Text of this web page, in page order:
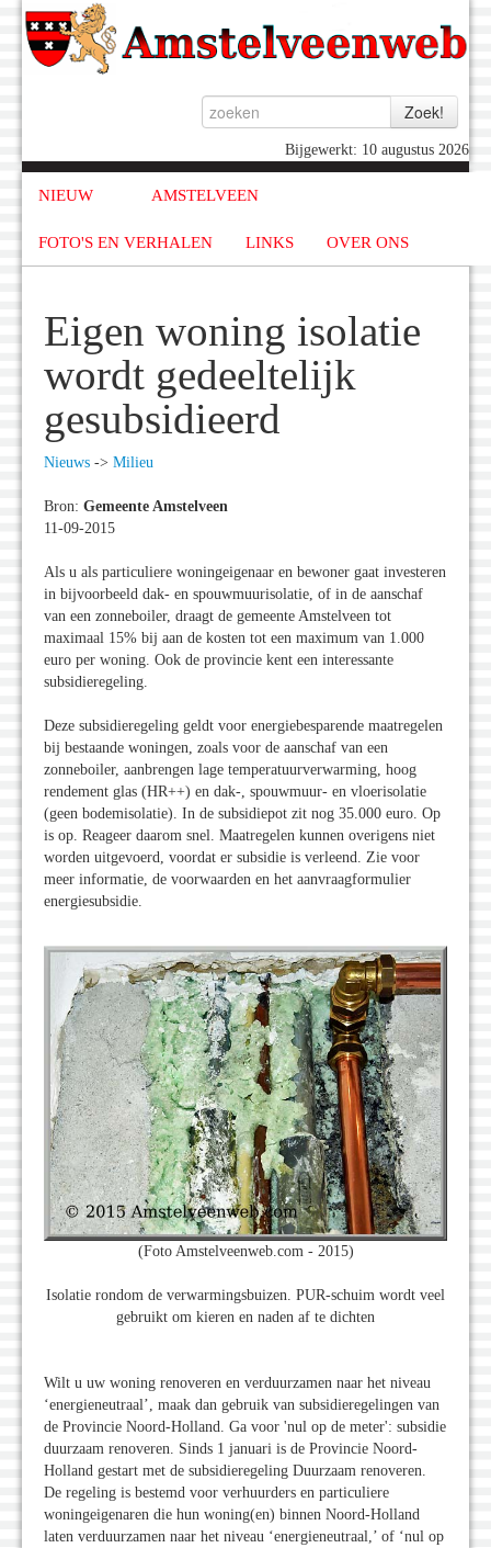
Bijgewerkt: 10 augustus 2026
NIEUW AMSTELVEEN
FOTO'S EN VERHALEN LINKS OVER ONS
Eigen woning isolatie
wordt gedeeltelijk
gesubsidieerd
Nieuws -> Milieu
Bron: Gemeente Amstelveen
11-09-2015
Als u als particuliere woningeigenaar en bewoner gaat investeren
in bijvoorbeeld dak- en spouwmuurisolatie, of in de aanschaf
van een zonneboiler, draagt de gemeente Amstelveen tot
maximaal 15% bij aan de kosten tot een maximum van 1.000
euro per woning. Ook de provincie kent een interessante
subsidieregeling.
Deze subsidieregeling geldt voor energiebesparende maatregelen
bij bestaande woningen, zoals voor de aanschaf van een
zonneboiler, aanbrengen lage temperatuurverwarming, hoog
rendement glas (HR++) en dak-, spouwmuur- en vloerisolatie
(geen bodemisolatie). In de subsidiepot zit nog 35.000 euro. Op
is op. Reageer daarom snel. Maatregelen kunnen overigens niet
worden uitgevoerd, voordat er subsidie is verleend. Zie voor
meer informatie, de voorwaarden en het aanvraagformulier
energiesubsidie.
(Foto Amstelveenweb.com - 2015)
Isolatie rondom de verwarmingsbuizen. PUR-schuim wordt veel
gebruikt om kieren en naden af te dichten
Wilt u uw woning renoveren en verduurzamen naar het niveau
‘energieneutraal’, maak dan gebruik van subsidieregelingen van
de Provincie Noord-Holland. Ga voor 'nul op de meter': subsidie
duurzaam renoveren. Sinds 1 januari is de Provincie Noord-
Holland gestart met de subsidieregeling Duurzaam renoveren.
De regeling is bestemd voor verhuurders en particuliere
woningeigenaren die hun woning(en) binnen Noord-Holland
laten verduurzamen naar het niveau ‘energieneutraal,’ of ‘nul op